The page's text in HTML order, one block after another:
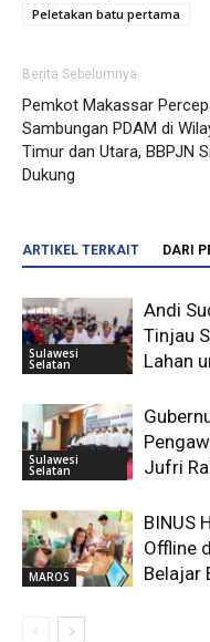
Peletakan batu pertama
Berita Sebelumnya
Pemkot Makassar
Sambungan PDAM di
Timur dan Utara, BBPJN
Dukung
ARTIKEL TERKAIT DARI
Sulawesi
Selatan
Andi
Tinjau
Lahan
Sulawesi
Selatan
Jufri
MAROS
BINUS
Offline
Belajar